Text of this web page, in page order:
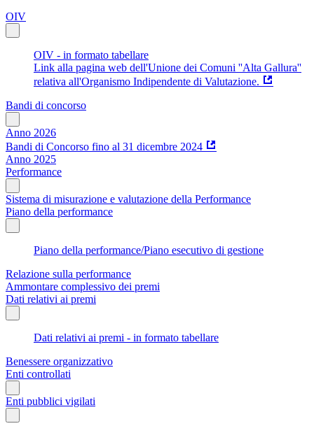
OIV
OIV - in formato tabellare
Link alla pagina web dell'Unione dei Comuni ''Alta Gallura''
relativa all'Organismo Indipendente di Valutazione.
Bandi di concorso
Anno 2026
Bandi di Concorso fino al 31 dicembre 2024
Anno 2025
Performance
Sistema di misurazione e valutazione della Performance
Piano della performance
Piano della performance/Piano esecutivo di gestione
Relazione sulla performance
Ammontare complessivo dei premi
Dati relativi ai premi
Dati relativi ai premi - in formato tabellare
Benessere organizzativo
Enti controllati
Enti pubblici vigilati